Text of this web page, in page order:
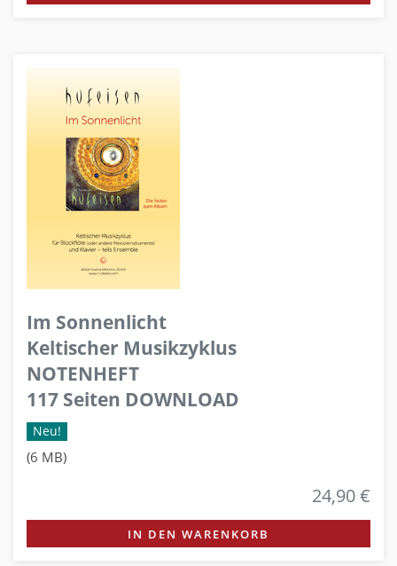
Im Sonnenlicht
Keltischer Musikzyklus
NOTENHEFT
117 Seiten DOWNLOAD
Neu!
(6 MB)
24,90 €
IN DEN WARENKORB